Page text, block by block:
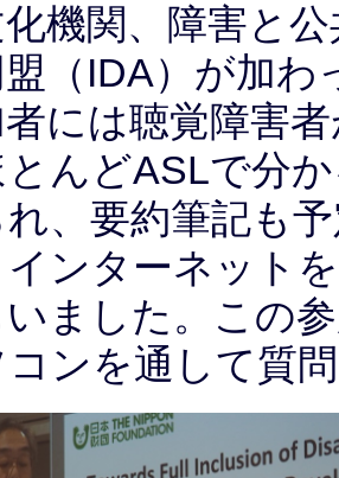
機関、障害と
（IDA）が加わ
には聴覚障害
とんどASLで分
、要約筆記も
インターネット
ました。この
ンを通して質